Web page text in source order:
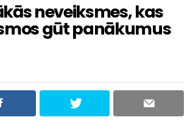
neveiksmes, kas
gūt panākumus